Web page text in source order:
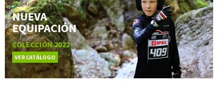
NUEVA
EQUIPACIÓN
COLECCIÓN 2022
VER CATÁLOGO